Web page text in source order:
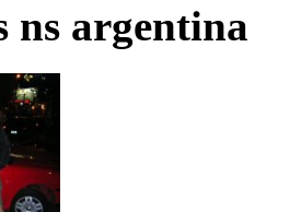
ns argentina